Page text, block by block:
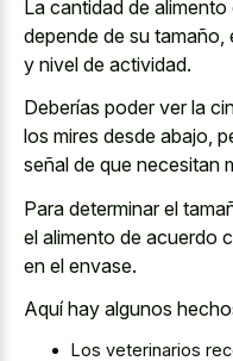
La cantidad de
depende de su
y nivel de actividad.
Deberías poder ver la
los mires desde abajo,
señal de que necesitan
Para determinar el
el alimento de acuerdo
en el envase.
Aquí hay algunos
Los veterinarios